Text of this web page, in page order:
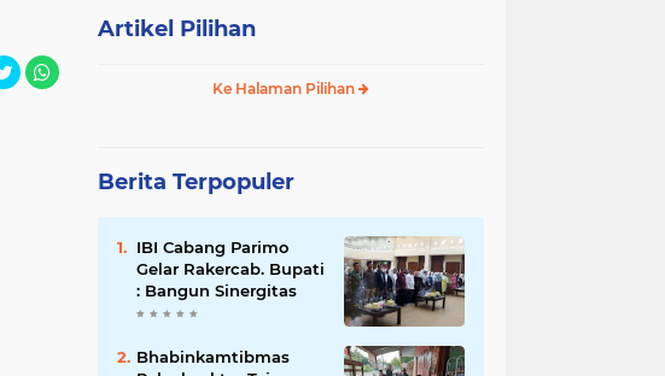
Artikel Pilihan
Ke Halaman Pilihan
Berita Terpopuler
IBI Cabang Parimo
Gelar Rakercab. Bupati
: Bangun Sinergitas
Bhabinkamtibmas